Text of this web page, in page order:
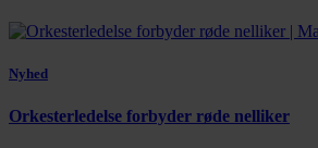
Nyhed
Orkesterledelse forbyder røde nelliker